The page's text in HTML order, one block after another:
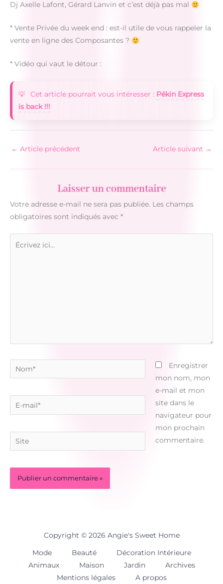
Dj Axelle Lafont, Gérard Lanvin et c’est déjà pas mal
* Vente Privée du week end : est-il utile de vous rappeler la
vente en ligne des Composantes ?
* Vidéo qui vaut le détour :
Cet article pourrait vous intéresser : Pékin Express
is back !!!
← Article précédent Article suivant →
Laisser un commentaire
Votre adresse e-mail ne sera pas publiée. Les champs
obligatoires sont indiqués avec *
Nom*
E-
mail*
Site
Enregistrer
mon nom, mon
e-mail et mon
site dans le
navigateur pour
mon prochain
commentaire.
Copyright © 2026 Angie's Sweet Home
Mode Beauté
Décoration Intérieure
Animaux
Maison Jardin
Archives
Mentions légales
A propos